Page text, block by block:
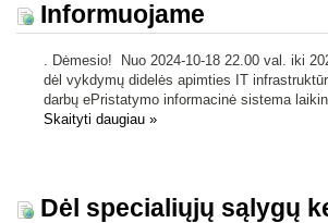
Informuojame
. Dėmesio! Nuo 2024-10-18 22.00 val. iki
dėl vykdymų didelės apimties IT
darbų ePristatymo informacinė sistema
Skaityti daugiau »
Dėl specialiųjų sąlygų